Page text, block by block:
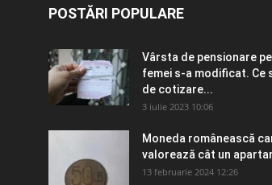
POSTĂRI POPULARE
Vârsta de pensionare
femei s-a modificat. Ce
de cotizare...
3 iulie 2023 10:06
Moneda românească
valorează cât un
13 februarie 2024 12:26